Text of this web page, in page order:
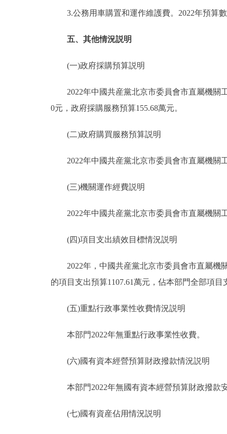
3.公務用車購置和運作維護費。2022年預算數
五、其他情況説明
(一)政府採購預算説明
2022年中國共産黨北京市委員會市直屬機關工
0元，政府採購服務預算155.68萬元。
(二)政府購買服務預算説明
2022年中國共産黨北京市委員會市直屬機關
(三)機關運作經費説明
2022年中國共産黨北京市委員會市直屬機關
(四)項目支出績效目標情況説明
2022年，中國共産黨北京市委員會市直屬機關
的項目支出預算1107.61萬元，佔本部門全部項目
(五)重點行政事業性收費情況説明
本部門2022年無重點行政事業性收費。
(六)國有資本經營預算財政撥款情況説明
本部門2022年無國有資本經營預算財政撥款
(七)國有資産佔用情況説明